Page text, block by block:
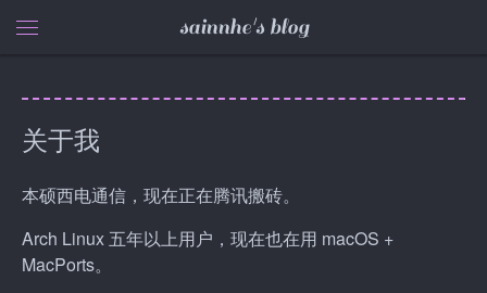
sainnhe's blog
关于我
本硕西电通信，现在正在腾讯搬砖。
Arch Linux 五年以上用户，现在也在用 macOS +
MacPorts。